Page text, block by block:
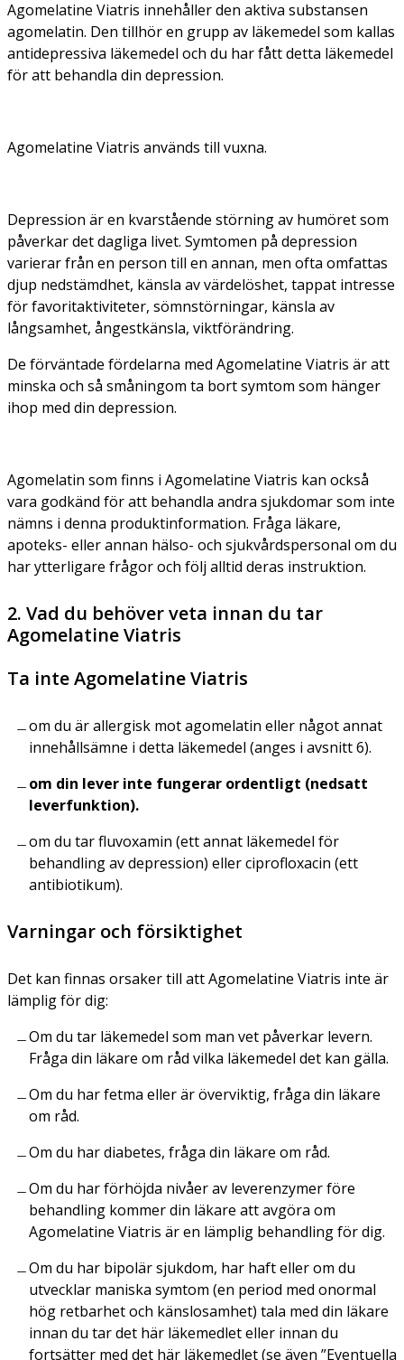
Agomelatine Viatris innehåller den aktiva substansen
agomelatin. Den tillhör en grupp av läkemedel som kallas
antidepressiva läkemedel och du har fått detta läkemedel
för att behandla din depression.
Agomelatine Viatris används till vuxna.
Depression är en kvarstående störning av humöret som
påverkar det dagliga livet. Symtomen på depression
varierar från en person till en annan, men ofta omfattas
djup nedstämdhet, känsla av värdelöshet, tappat intresse
för favoritaktiviteter, sömnstörningar, känsla av
långsamhet, ångestkänsla, viktförändring.
De förväntade fördelarna med Agomelatine Viatris är att
minska och så småningom ta bort symtom som hänger
ihop med din depression.
Agomelatin som finns i Agomelatine Viatris kan också
vara godkänd för att behandla andra sjukdomar som inte
nämns i denna produktinformation. Fråga läkare,
apoteks- eller annan hälso- och sjukvårdspersonal om du
har ytterligare frågor och följ alltid deras instruktion.
2. Vad du behöver veta innan du tar
Agomelatine Viatris
Ta inte Agomelatine Viatris
om du är allergisk mot agomelatin eller något annat
innehållsämne i detta läkemedel (anges i avsnitt 6).
om din lever inte fungerar ordentligt (nedsatt
leverfunktion).
om du tar fluvoxamin (ett annat läkemedel för
behandling av depression) eller ciprofloxacin (ett
antibiotikum).
Varningar och försiktighet
Det kan finnas orsaker till att Agomelatine Viatris inte är
lämplig för dig:
Om du tar läkemedel som man vet påverkar levern.
Fråga din läkare om råd vilka läkemedel det kan gälla.
Om du har fetma eller är överviktig, fråga din läkare
om råd.
Om du har diabetes, fråga din läkare om råd.
Om du har förhöjda nivåer av leverenzymer före
behandling kommer din läkare att avgöra om
Agomelatine Viatris är en lämplig behandling för dig.
Om du har bipolär sjukdom, har haft eller om du
utvecklar maniska symtom (en period med onormal
hög retbarhet och känslosamhet) tala med din läkare
innan du tar det här läkemedlet eller innan du
fortsätter med det här läkemedlet (se även ”Eventuella